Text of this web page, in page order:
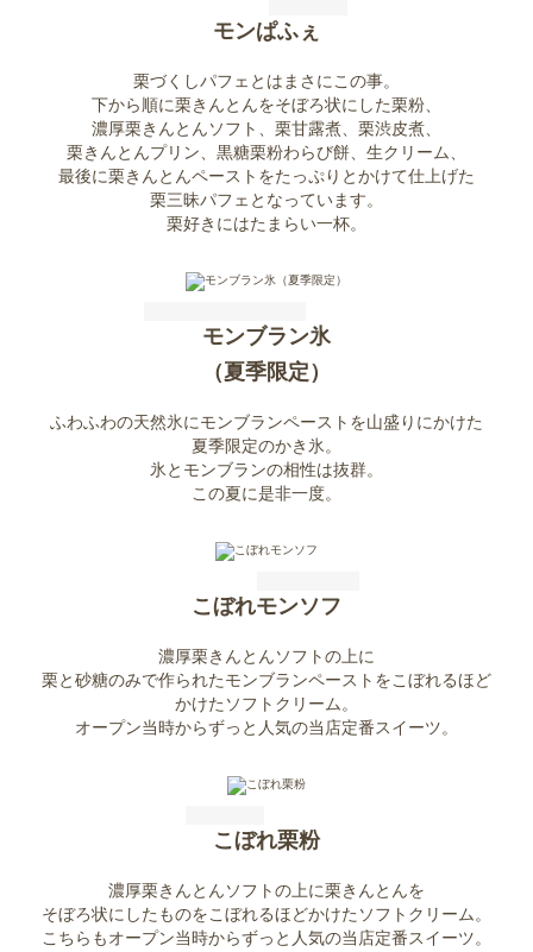
モンぱふぇ
栗づくしパフェとはまさにこの事。
下から順に栗きんとんをそぼろ状にした栗粉、
濃厚栗きんとんソフト、栗甘露煮、栗渋皮煮、
栗きんとんプリン、黒糖栗粉わらび餅、生クリーム、
最後に栗きんとんペーストをたっぷりとかけて仕上げた
栗三昧パフェとなっています。
栗好きにはたまらい一杯。
モンブラン氷
（夏季限定）
ふわふわの天然氷にモンブランペーストを山盛りにかけた
夏季限定のかき氷。
氷とモンブランの相性は抜群。
この夏に是非一度。
こぼれモンソフ
濃厚栗きんとんソフトの上に
栗と砂糖のみで作られたモンブランペーストをこぼれるほど
かけたソフトクリーム。
オープン当時からずっと人気の当店定番スイーツ。
こぼれ栗粉
濃厚栗きんとんソフトの上に栗きんとんを
そぼろ状にしたものをこぼれるほどかけたソフトクリーム。
こちらもオープン当時からずっと人気の当店定番スイーツ。